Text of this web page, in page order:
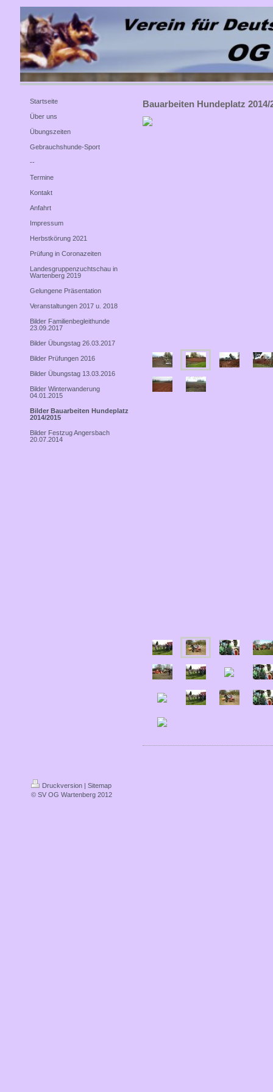
Startseite
Über uns
Übungszeiten
Gebrauchshunde-Sport
--
Termine
Kontakt
Anfahrt
Impressum
Herbstkörung 2021
Prüfung in Coronazeiten
Landesgruppenzuchtschau in
Wartenberg 2019
Gelungene Präsentation
Veranstaltungen 2017 u. 2018
Bilder Familienbegleithunde
23.09.2017
Bilder Übungstag 26.03.2017
Bilder Prüfungen 2016
Bilder Übungstag 13.03.2016
Bilder Winterwanderung
04.01.2015
Bilder Bauarbeiten Hundeplatz
2014/2015
Bilder Festzug Angersbach
20.07.2014
Bauarbeiten Hundeplatz 2014/
Druckversion | Sitemap
© SV OG Wartenberg 2012